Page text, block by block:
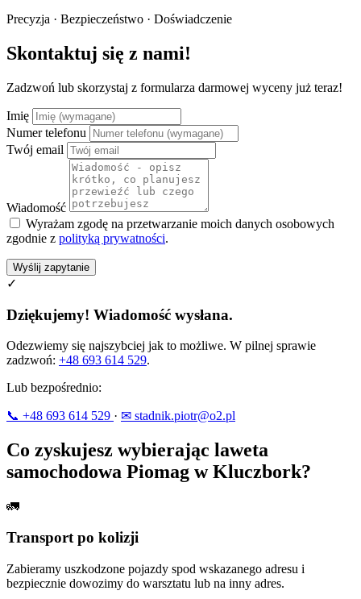
Precyzja · Bezpieczeństwo · Doświadczenie
Skontaktuj się z nami!
Zadzwoń lub skorzystaj z formularza darmowej wyceny już teraz!
Imię
Numer telefonu
Twój email
Wiadomość
Wyrażam zgodę na przetwarzanie moich danych osobowych
zgodnie z polityką prywatności.
Wyślij zapytanie
✓
Dziękujemy! Wiadomość wysłana.
Odezwiemy się najszybciej jak to możliwe. W pilnej sprawie
zadzwoń: +48 693 614 529.
Lub bezpośrednio:
📞 +48 693 614 529 · ✉ stadnik.piotr@o2.pl
Co zyskujesz wybierając laweta
samochodowa Piomag w Kluczbork?
🚛
Transport po kolizji
Zabieramy uszkodzone pojazdy spod wskazanego adresu i
bezpiecznie dowozimy do warsztatu lub na inny adres.